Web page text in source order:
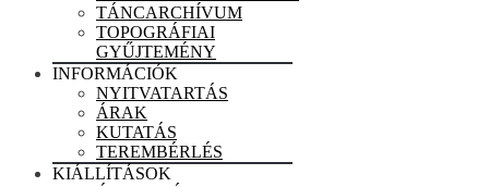
TÁNCARCHÍVUM
TOPOGRÁFIAI
GYŰJTEMÉNY
INFORMÁCIÓK
NYITVATARTÁS
ÁRAK
KUTATÁS
TEREMBÉRLÉS
KIÁLLÍTÁSOK